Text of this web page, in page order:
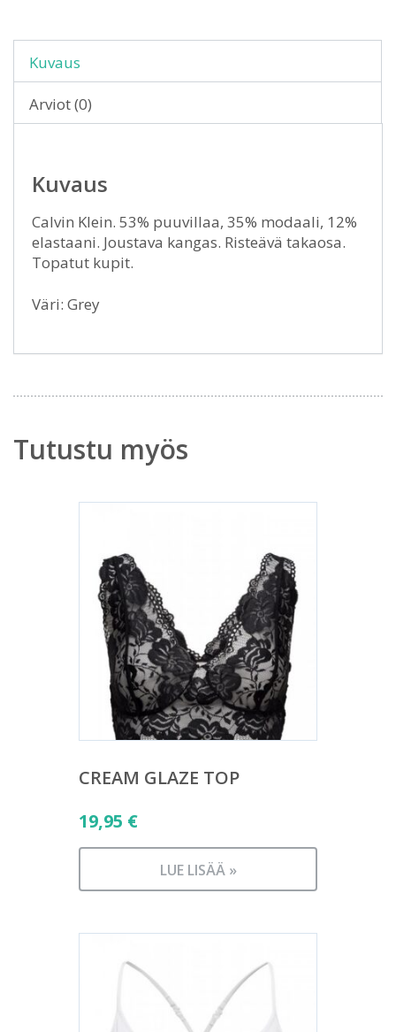
Kuvaus
Arviot (0)
Kuvaus
Calvin Klein. 53% puuvillaa, 35% modaali, 12%
elastaani. Joustava kangas. Risteävä takaosa.
Topatut kupit.
Väri: Grey
Tutustu myös
CREAM GLAZE TOP
19,95 €
LUE LISÄÄ »